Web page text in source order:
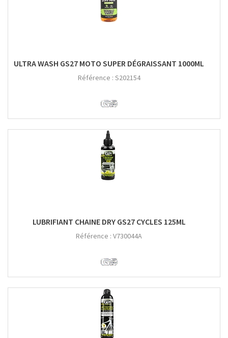
ULTRA WASH GS27 MOTO SUPER DÉGRAISSANT 1000ML
Référence : S202154
LUBRIFIANT CHAINE DRY GS27 CYCLES 125ML
Référence : V730044A